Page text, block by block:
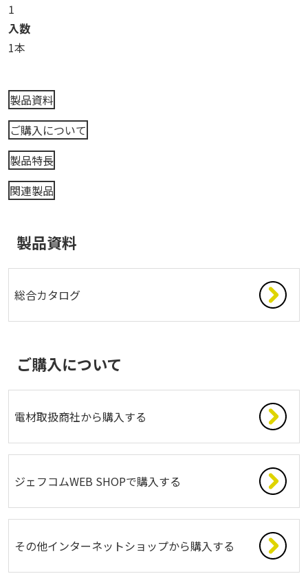
1
入数
1本
製品資料
ご購入について
製品特長
関連製品
製品資料
総合カタログ
ご購入について
電材取扱商社から購入する
ジェフコムWEB SHOPで購入する
その他インターネットショップから購入する